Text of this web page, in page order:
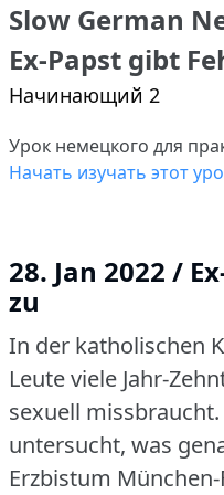
Slow German
Ex-Papst gibt
Начинающий 2
Урок немецкого для
Начать изучать этот
28. Jan 2022 /
zu
In der katholischen
Leute viele Jahr-
sexuell missbraucht.
untersucht, was
Erzbistum